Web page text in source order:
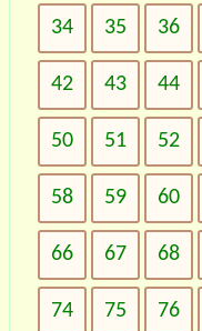
34 35 36
42 43 44
50 51 52
58 59 60
66 67 68
74 75 76